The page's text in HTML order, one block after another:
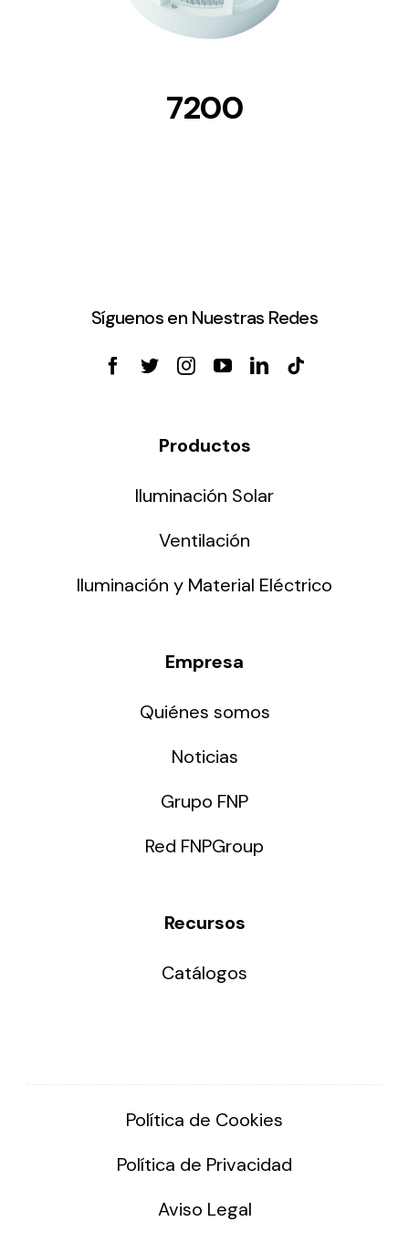
7200
Síguenos en Nuestras Redes
Productos
Iluminación Solar
Ventilación
Iluminación y Material Eléctrico
Empresa
Quiénes somos
Noticias
Grupo FNP
Red FNPGroup
Recursos
Catálogos
Política de Cookies
Política de Privacidad
Aviso Legal